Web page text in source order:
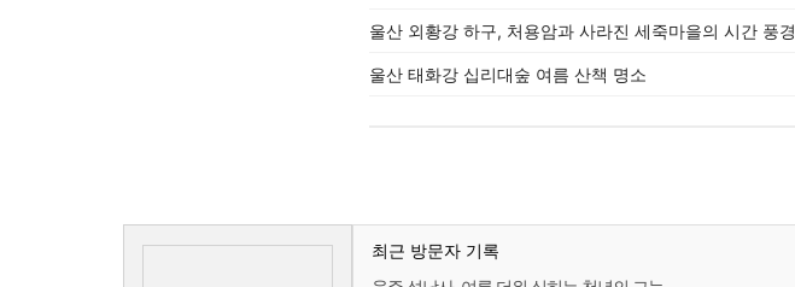
울산 외황강 하구, 처용암과 사라진 세죽마을의 시간 풍경
울산 태화강 십리대숲 여름 산책 명소
최근 방문자 기록